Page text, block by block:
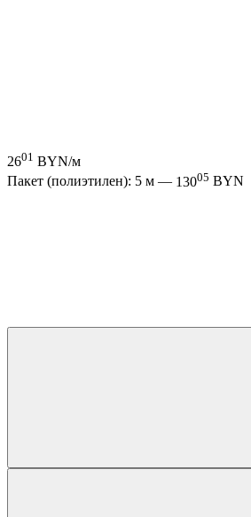
2601 BYN/м
Пакет (полиэтилен): 5 м — 13005 BYN